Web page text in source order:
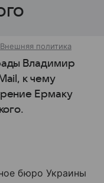
Внешняя политика
Владимир
к чему
Ермаку
бюро Украины